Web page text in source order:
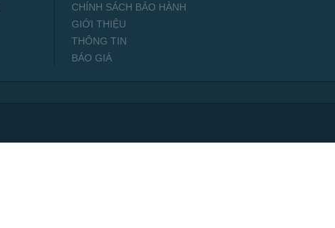
CHÍNH SÁCH BẢO HÀNH
GIỚI THIỆU
THÔNG TIN
BÁO GIÁ